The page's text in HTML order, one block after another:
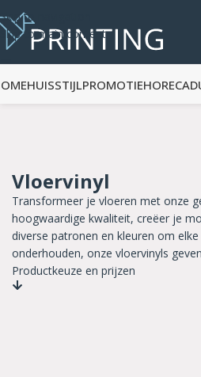
Skip to navigation
Skip to main content
HUISSTIJLPROMOTIEHORECA
Vloervinyl
Transformeer je vloeren met onze
hoogwaardige kwaliteit, creëer je
diverse patronen en kleuren om
onderhouden, onze vloervinyls
Productkeuze en prijzen